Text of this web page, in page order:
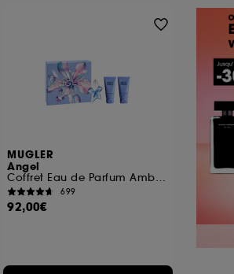
MUGLER
Angel
Coffret Eau de Parfum Ambrée Gourmande pour Femme
699
92,00€